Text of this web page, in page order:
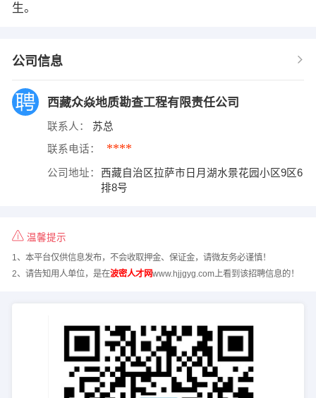
生。
公司信息
西藏众焱地质勘查工程有限责任公司
联系人： 苏总
联系电话： ****
公司地址：
西藏自治区拉萨市日月湖水景花园小区9区6
排8号
温馨提示
1、本平台仅供信息发布，不会收取押金、保证金，请微友务必谨慎！
2、请告知用人单位，是在波密人才网www.hjjgyg.com上看到该招聘信息的！